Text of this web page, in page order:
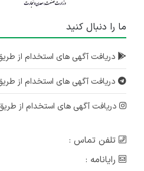
ما را دنبال کنید
دریافت آگهی های استخدام از
دریافت آگهی های استخدام از
دریافت آگهی های استخدام از طریق
تلفن تماس :
رایانامه :